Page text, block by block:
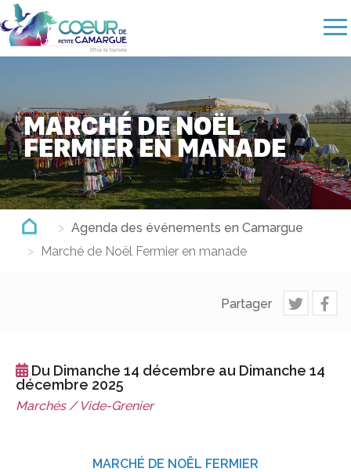
Aller
au
contenu
principal
MARCHÉ DE NOËL
FERMIER EN MANADE
Agenda des événements en Camargue
Marché de Noël Fermier en manade
Partager
Du Dimanche 14 décembre au Dimanche 14
décembre 2025
Marchés / Vide-Grenier
MARCHÉ DE NOËL FERMIER